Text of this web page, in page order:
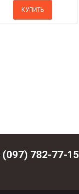
КУПИТЬ
(097) 782-77-15